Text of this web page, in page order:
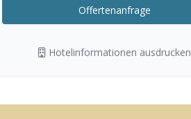
Offertenanfrage
Hotelinformationen ausdrucken